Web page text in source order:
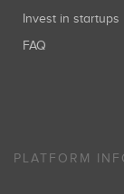
Invest in startups
FAQ
PLATFORM